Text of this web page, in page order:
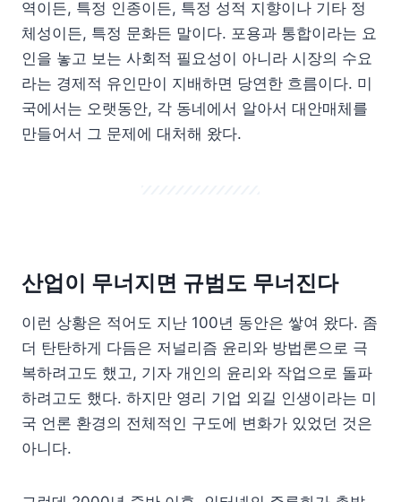
역이든, 특정 인종이든, 특정 성적 지향이나 기타 정
체성이든, 특정 문화든 말이다. 포용과 통합이라는 요
인을 놓고 보는 사회적 필요성이 아니라 시장의 수요
라는 경제적 유인만이 지배하면 당연한 흐름이다. 미
국에서는 오랫동안, 각 동네에서 알아서 대안매체를
만들어서 그 문제에 대처해 왔다.
산업이 무너지면 규범도 무너진다
이런 상황은 적어도 지난 100년 동안은 쌓여 왔다. 좀
더 탄탄하게 다듬은 저널리즘 윤리와 방법론으로 극
복하려고도 했고, 기자 개인의 윤리와 작업으로 돌파
하려고도 했다. 하지만 영리 기업 외길 인생이라는 미
국 언론 환경의 전체적인 구도에 변화가 있었던 것은
아니다.